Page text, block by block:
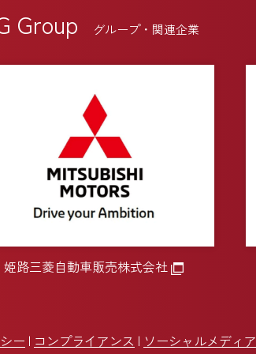
Group グループ・関連企業
路三菱自動車販売株式会社
ー コンプライアンス ソーシャルメディア